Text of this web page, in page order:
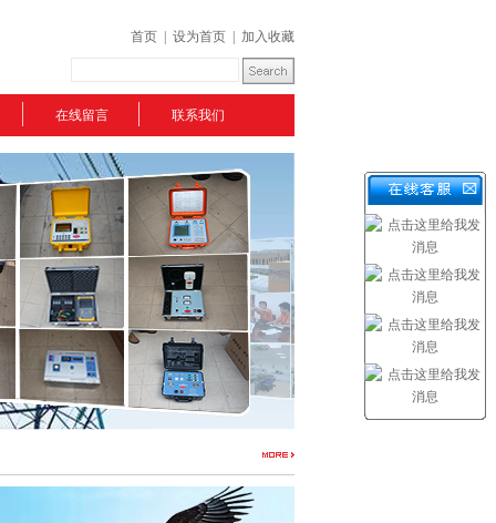
首页 设为首页 加入收藏
在线留言 联系我们